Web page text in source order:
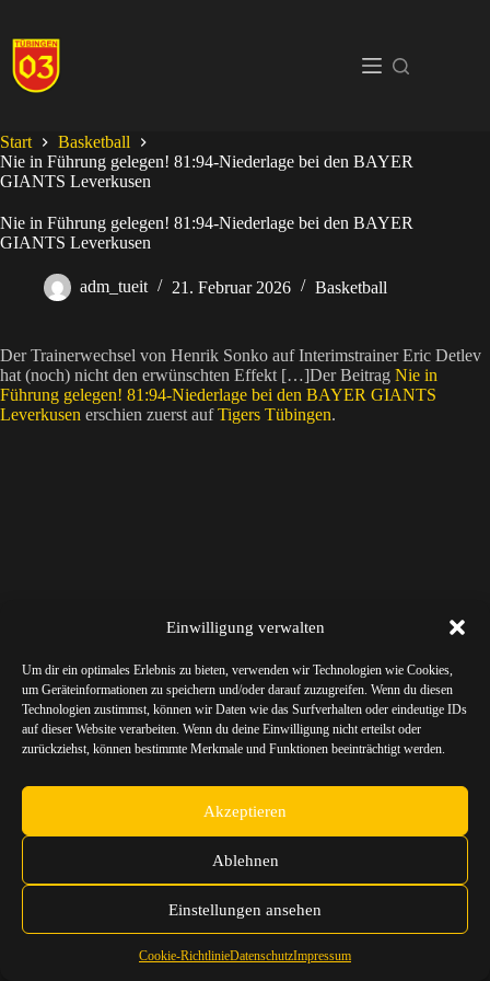
Einwilligung verwalten
Um dir ein optimales Erlebnis zu bieten, verwenden wir Technologien wie Cookies,
um Geräteinformationen zu speichern und/oder darauf zuzugreifen. Wenn du diesen
Technologien zustimmst, können wir Daten wie das Surfverhalten oder eindeutige IDs
auf dieser Website verarbeiten. Wenn du deine Einwilligung nicht erteilst oder
zurückziehst, können bestimmte Merkmale und Funktionen beeinträchtigt werden.
Akzeptieren
Ablehnen
Einstellungen ansehen
Cookie-RichtlinieDatenschutzImpressum
springen
Start
Basketball
Nie in Führung gelegen! 81:94-Niederlage bei den BAYER
GIANTS Leverkusen
Nie in Führung gelegen! 81:94-Niederlage bei den BAYER
GIANTS Leverkusen
adm_tueit 21. Februar 2026 Basketball
Der Trainerwechsel von Henrik Sonko auf Interimstrainer Eric Detlev
hat (noch) nicht den erwünschten Effekt […]Der Beitrag Nie in
Führung gelegen! 81:94-Niederlage bei den BAYER GIANTS
Leverkusen erschien zuerst aufTigers Tübingen.